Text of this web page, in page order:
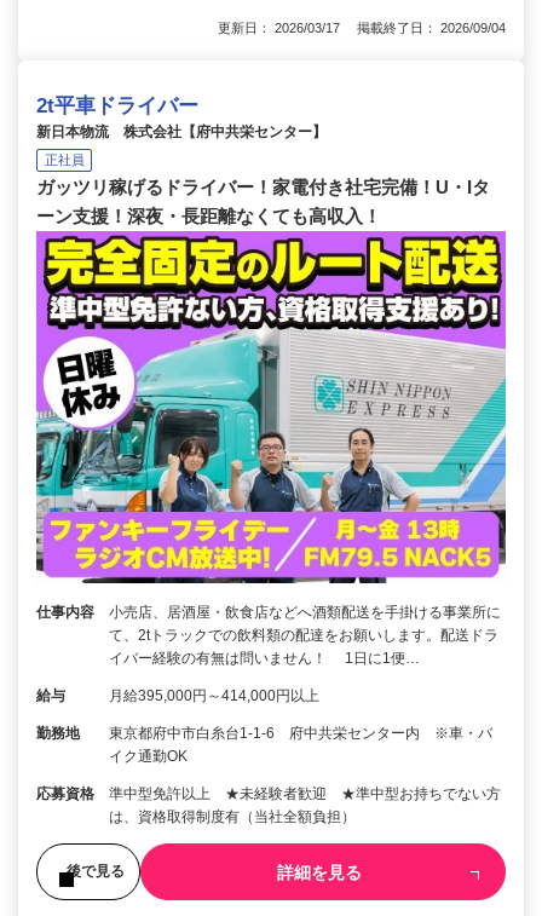
更新日： 2026/03/17 掲載終了日： 2026/09/04
2t平車ドライバー
新日本物流 株式会社【府中共栄センター】
正社員
ガッツリ稼げるドライバー！家電付き社宅完備！U・Iタ
ーン支援！深夜・長距離なくても高収入！
仕事内容
小売店、居酒屋・飲食店などへ酒類配送を手掛ける事業所に
て、2tトラックでの飲料類の配達をお願いします。配送ドラ
イバー経験の有無は問いません！ 1日に1便…
給与 月給395,000円～414,000円以上
勤務地
東京都府中市白糸台1-1-6 府中共栄センター内 ※車・バ
イク通勤OK
応募資格
準中型免許以上 ★未経験者歓迎 ★準中型お持ちでない方
は、資格取得制度有（当社全額負担）
後で見る 詳細を見る